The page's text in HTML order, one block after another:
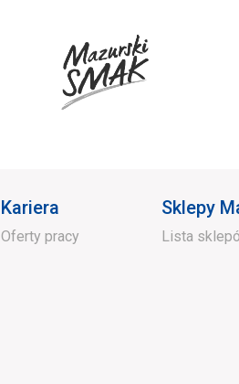
Kariera
Oferty pracy
Sklepy
Lista